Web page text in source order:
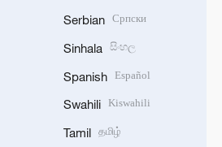
Serbian Српски
Sinhala සිංහල
Spanish Español
Swahili Kiswahili
Tamil தமிழ்